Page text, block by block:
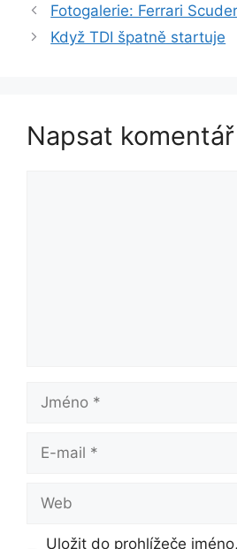
Fotogalerie: Ferrari
Když TDI špatně startuje
Napsat komentář
Jméno
mail
Uložit do prohlížeče